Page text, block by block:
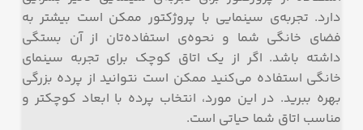
دارد. تجربه‌ی سینمایی با پروژکتور ممکن است بیشتر به
فضای خانگی شما و نحوه‌ی استفاده‌تان از آن بستگی
داشته باشد. اگر از یک اتاق کوچک برای تجربه سینمای
خانگی استفاده می‌کنید ممکن است نتوانید از پرده بزرگی
بهره‌ ببرید. در این مورد، انتخاب پرده با ابعاد کوچکتر و
مناسب اتاق شما حیاتی است.